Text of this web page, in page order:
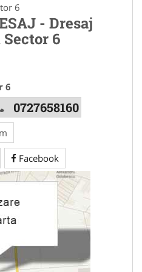
6
- Dresaj
6
6
0727658160
Facebook